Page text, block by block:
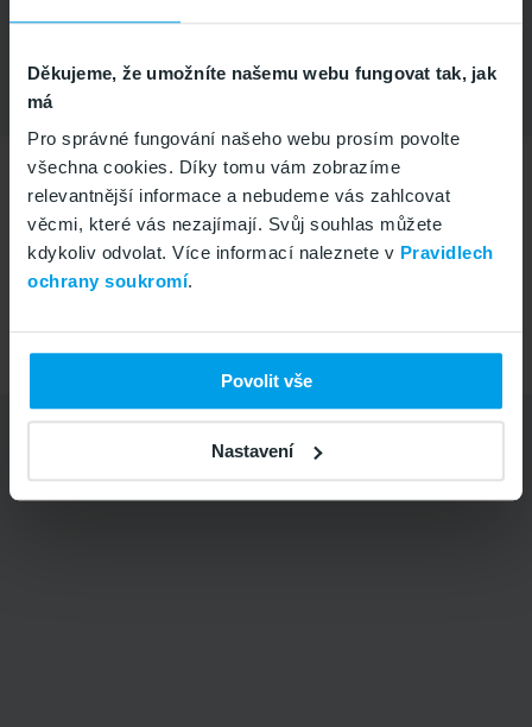
Děkujeme, že umožníte našemu webu fungovat tak, jak
má
Pro správné fungování našeho webu prosím povolte
všechna cookies. Díky tomu vám zobrazíme
relevantnější informace a nebudeme vás zahlcovat
věcmi, které vás nezajímají. Svůj souhlas můžete
kdykoliv odvolat. Více informací naleznete v Pravidlech
ochrany soukromí.
Povolit vše
Nastavení
Zapomněli jste heslo?
Aktuální stav
Vše v pořádku
Zákaznické centrum
+420 799 505 505
Po-Pá 8-16